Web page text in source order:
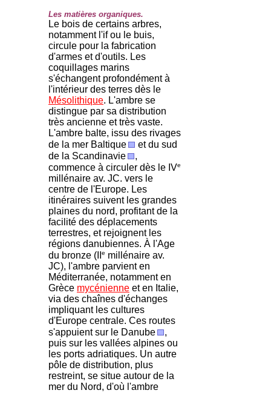
Les matières organiques.
Le bois de certains arbres,
notamment l'if ou le buis,
circule pour la fabrication
d'armes et d'outils. Les
coquillages marins
s'échangent profondément à
l'intérieur des terres dès le
Mésolithique. L'ambre se
distingue par sa distribution
très ancienne et très vaste.
L'ambre balte, issu des rivages
de la mer Baltique
et du sud
de la Scandinavie
,
commence à circuler dès le IVe
millénaire av. JC. vers le
centre de l'Europe. Les
itinéraires suivent les grandes
plaines du nord, profitant de la
facilité des déplacements
terrestres, et rejoignent les
régions danubiennes. À l'Age
du bronze (II
e millénaire av.
JC), l'ambre parvient en
Méditerranée, notamment en
Grèce mycénienne et en Italie,
via des chaînes d'échanges
impliquant les cultures
d'Europe centrale. Ces routes
s'appuient sur le Danube
,
puis sur les vallées alpines ou
les ports adriatiques. Un autre
pôle de distribution, plus
restreint, se situe autour de la
mer du Nord, d'où l'ambre